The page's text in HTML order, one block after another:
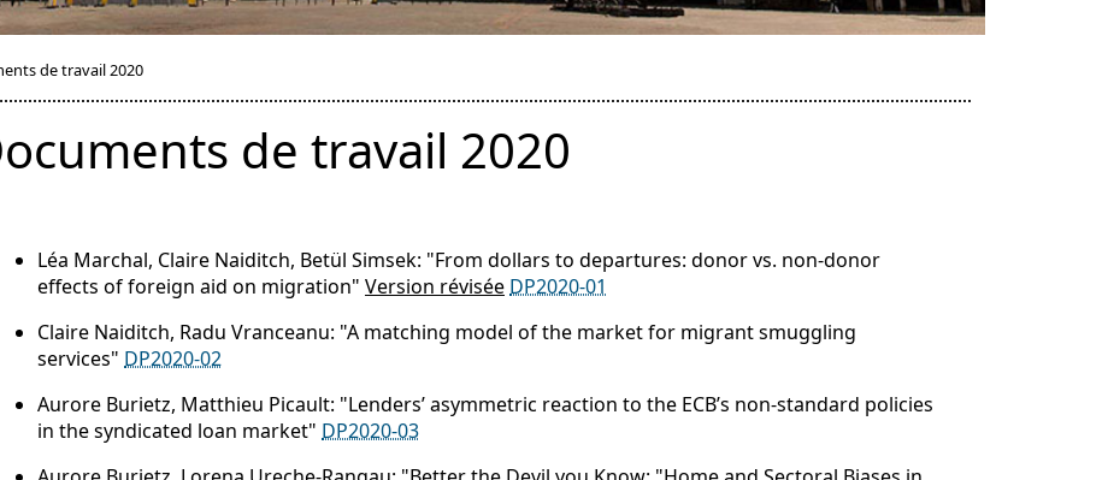
de travail 2020
de travail 2020
Léa Marchal, Claire Naiditch, Betül Simsek: "From dollars to departures: donor vs. non‐donor
effects of foreign aid on migration" Version révisée DP2020-01
Claire Naiditch, Radu Vranceanu: "A matching model of the market for migrant smuggling
services" DP2020-02
Aurore Burietz, Matthieu Picault: "Lenders’ asymmetric reaction to the ECB’s non-standard policies
in the syndicated loan market" DP2020-03